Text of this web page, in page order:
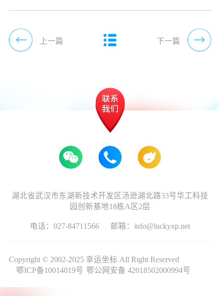
上一篇 下一篇
湖北省武汉市东湖新技术开发区汤逊湖北路33号华工科技
园创新基地18栋A区2层
电话：027-84711566 邮箱：info@luckyxp.net
Copyright © 2002-2025 幸运坐标 All Right Reserved
鄂ICP备10014019号 鄂公网安备 42018502000994号